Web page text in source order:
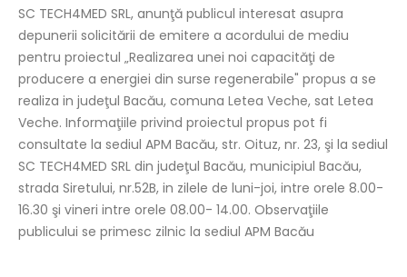
SC TECH4MED SRL, anunţă publicul interesat asupra
depunerii solicitării de emitere a acordului de mediu
pentru proiectul „Realizarea unei noi capacităţi de
producere a energiei din surse regenerabile" propus a se
realiza in judeţul Bacău, comuna Letea Veche, sat Letea
Veche. Informaţiile privind proiectul propus pot fi
consultate la sediul APM Bacău, str. Oituz, nr. 23, şi la sediul
SC TECH4MED SRL din judeţul Bacău, municipiul Bacău,
strada Siretului, nr.52B, in zilele de luni-joi, intre orele 8.00-
16.30 şi vineri intre orele 08.00- 14.00. Observaţiile
publicului se primesc zilnic la sediul APM Bacău